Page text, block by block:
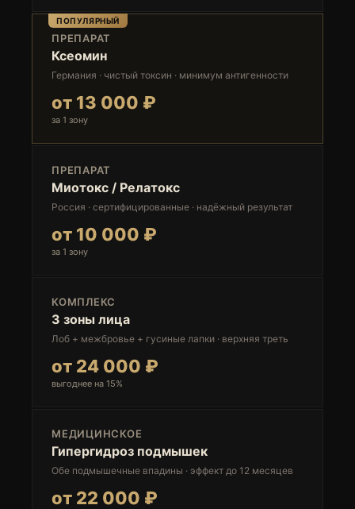
ПОПУЛЯРНЫЙ
ПРЕПАРАТ
Ксеомин
Германия · чистый токсин · минимум антигенности
от 13 000 ₽
за 1 зону
ПРЕПАРАТ
Миотокс / Релатокс
Россия · сертифицированные · надёжный результат
от 10 000 ₽
за 1 зону
КОМПЛЕКС
3 зоны лица
Лоб + межбровье + гусиные лапки · верхняя треть
от 24 000 ₽
выгоднее на 15%
МЕДИЦИНСКОЕ
Гипергидроз подмышек
Обе подмышечные впадины · эффект до 12 месяцев
от 22 000 ₽